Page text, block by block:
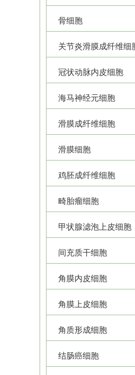
骨细胞
关节炎滑膜成纤维细
冠状动脉内皮细胞
海马神经元细胞
滑膜成纤维细胞
滑膜细胞
鸡胚成纤维细胞
畸胎瘤细胞
甲状腺滤泡上皮细胞
间充质干细胞
角膜内皮细胞
角膜上皮细胞
角质形成细胞
结肠癌细胞